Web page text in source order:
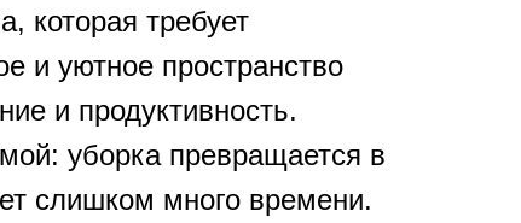
которая требует
и уютное пространство
и продуктивность.
уборка превращается в
слишком много времени.